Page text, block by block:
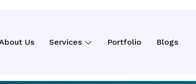
Us Services Portfolio Blogs
Blueprint: